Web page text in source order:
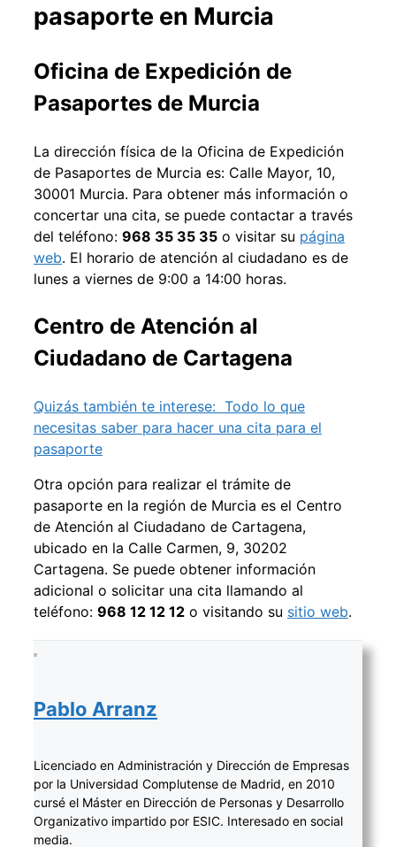
pasaporte en Murcia
Oficina de Expedición de
Pasaportes de Murcia
La dirección física de la Oficina de Expedición
de Pasaportes de Murcia es: Calle Mayor, 10,
30001 Murcia. Para obtener más información o
concertar una cita, se puede contactar a través
del teléfono: 968 35 35 35 o visitar su página
web. El horario de atención al ciudadano es de
lunes a viernes de 9:00 a 14:00 horas.
Centro de Atención al
Ciudadano de Cartagena
Quizás también te interese: Todo lo que
necesitas saber para hacer una cita para el
pasaporte
Otra opción para realizar el trámite de
pasaporte en la región de Murcia es el Centro
de Atención al Ciudadano de Cartagena,
ubicado en la Calle Carmen, 9, 30202
Cartagena. Se puede obtener información
adicional o solicitar una cita llamando al
teléfono: 968 12 12 12 o visitando su sitio web.
Pablo Arranz
Licenciado en Administración y Dirección de Empresas
por la Universidad Complutense de Madrid, en 2010
cursé el Máster en Dirección de Personas y Desarrollo
Organizativo impartido por ESIC. Interesado en social
media.